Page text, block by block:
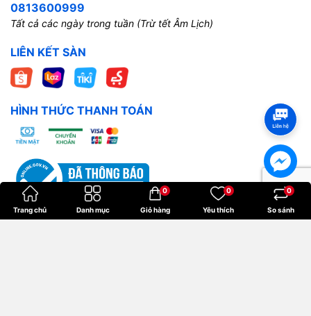
0813600999
Tất cả các ngày trong tuần (Trừ tết Âm Lịch)
LIÊN KẾT SÀN
HÌNH THỨC THANH TOÁN
Trang chủ Danh mục Giỏ hàng
0
Yêu thích
0
So sánh
0